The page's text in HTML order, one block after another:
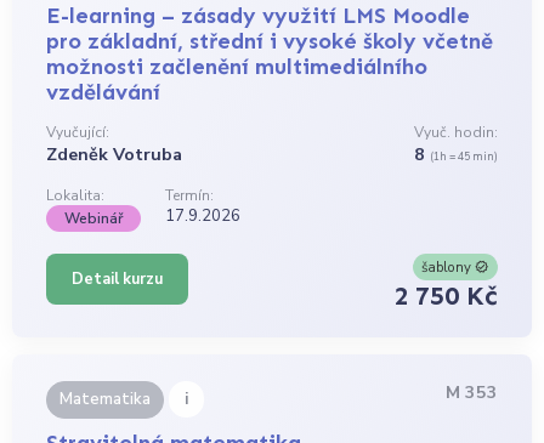
E-learning – zásady využití LMS Moodle
pro základní, střední i vysoké školy včetně
možnosti začlenění multimediálního
vzdělávání
Vyučující:
Zdeněk Votruba
Vyuč. hodin:
8 (1h = 45 min)
Lokalita:
Termín:
Webinář
17.9.2026
Detail kurzu
šablony
2 750 Kč
Matematika i M 353